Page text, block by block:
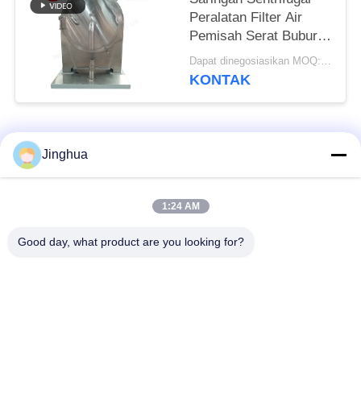
Peralatan Filter Air
Pemisah Serat Bubur
Tepung Tepung
Sentrifugal
Dapat dinegosiasikan MOQ:1 Set
KONTAK
Bad Request
Peralatan Pengolah
Jinghua
1:24 AM
Good day, what product are you looking for?